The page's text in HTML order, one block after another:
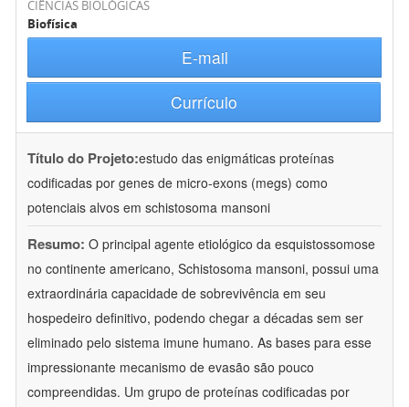
CIÊNCIAS BIOLÓGICAS
Biofísica
E-mail
Currículo
Título do Projeto:estudo das enigmáticas proteínas
codificadas por genes de micro-exons (megs) como
potenciais alvos em schistosoma mansoni
Resumo: O principal agente etiológico da esquistossomose
no continente americano, Schistosoma mansoni, possui uma
extraordinária capacidade de sobrevivência em seu
hospedeiro definitivo, podendo chegar a décadas sem ser
eliminado pelo sistema imune humano. As bases para esse
impressionante mecanismo de evasão são pouco
compreendidas. Um grupo de proteínas codificadas por